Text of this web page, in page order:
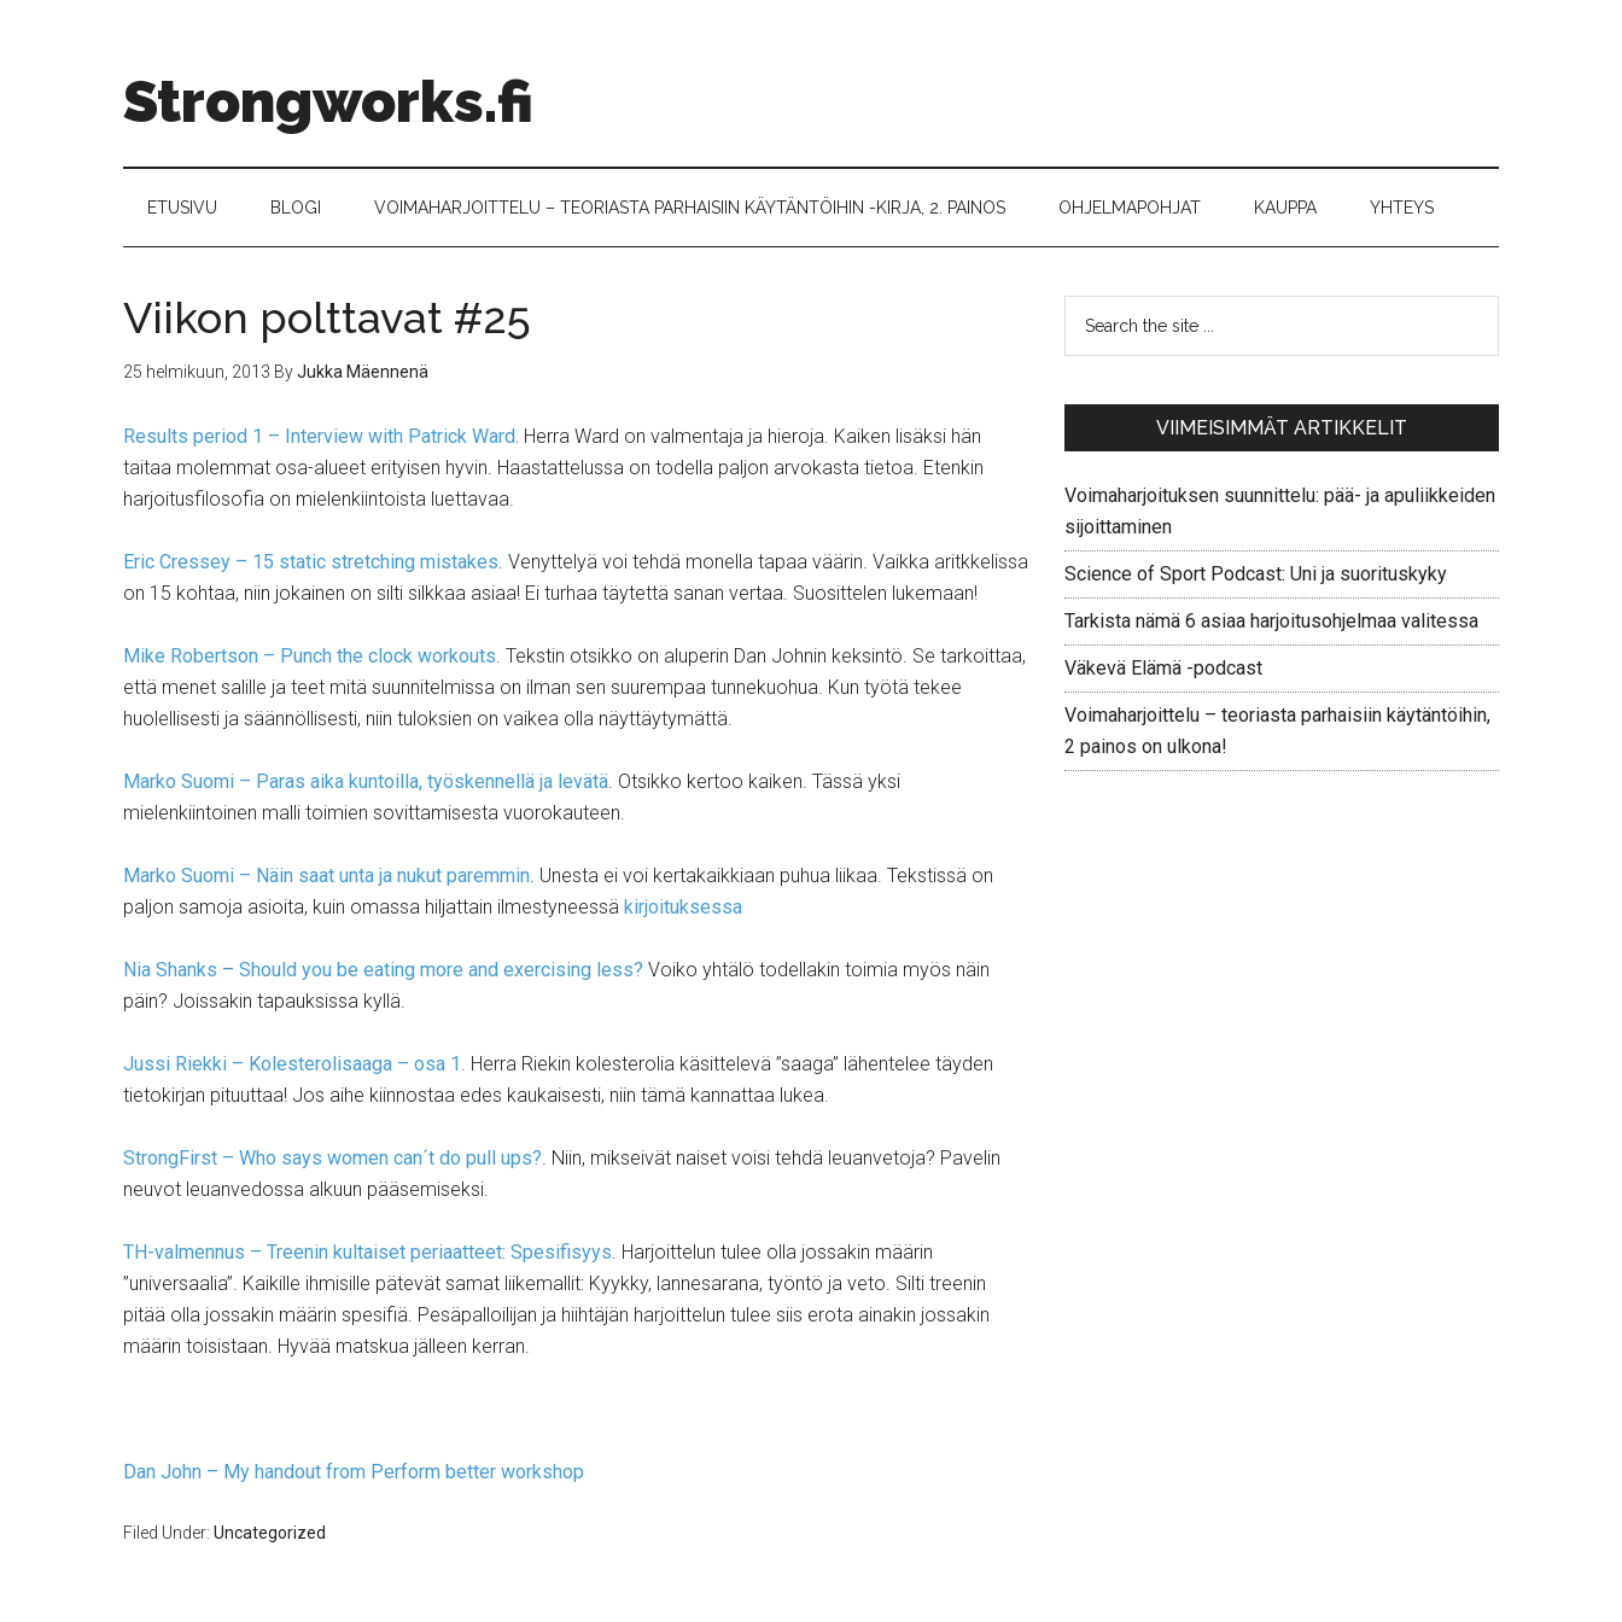
Strongworks.fi
ETUSIVU BLOGI VOIMAHARJOITTELU – TEORIASTA PARHAISIIN KÄYTÄNTÖIHIN -KIRJA, 2. PAINOS OHJELMAPOHJAT KAUPPA YHTEYS
Viikon polttavat #25
25 helmikuun, 2013 ByJukka Mäennenä
Results period 1 – Interview with Patrick Ward. Herra Ward on valmentaja ja hieroja. Kaiken lisäksi hän
taitaa molemmat osa-alueet erityisen hyvin. Haastattelussa on todella paljon arvokasta tietoa. Etenkin
harjoitusfilosofia on mielenkiintoista luettavaa.
Eric Cressey – 15 static stretching mistakes. Venyttelyä voi tehdä monella tapaa väärin. Vaikka aritkkelissa
on 15 kohtaa, niin jokainen on silti silkkaa asiaa! Ei turhaa täytettä sanan vertaa. Suosittelen lukemaan!
Mike Robertson – Punch the clock workouts. Tekstin otsikko on aluperin Dan Johnin keksintö. Se tarkoittaa,
että menet salille ja teet mitä suunnitelmissa on ilman sen suurempaa tunnekuohua. Kun työtä tekee
huolellisesti ja säännöllisesti, niin tuloksien on vaikea olla näyttäytymättä.
Marko Suomi – Paras aika kuntoilla, työskennellä ja levätä. Otsikko kertoo kaiken. Tässä yksi
mielenkiintoinen malli toimien sovittamisesta vuorokauteen.
Marko Suomi – Näin saat unta ja nukut paremmin. Unesta ei voi kertakaikkiaan puhua liikaa. Tekstissä on
paljon samoja asioita, kuin omassa hiljattain ilmestyneessä kirjoituksessa
Nia Shanks – Should you be eating more and exercising less? Voiko yhtälö todellakin toimia myös näin
päin? Joissakin tapauksissa kyllä.
Jussi Riekki – Kolesterolisaaga – osa 1. Herra Riekin kolesterolia käsittelevä ”saaga” lähentelee täyden
tietokirjan pituuttaa! Jos aihe kiinnostaa edes kaukaisesti, niin tämä kannattaa lukea.
StrongFirst – Who says women can´t do pull ups?. Niin, mikseivät naiset voisi tehdä leuanvetoja? Pavelin
neuvot leuanvedossa alkuun pääsemiseksi.
TH-valmennus – Treenin kultaiset periaatteet: Spesifisyys. Harjoittelun tulee olla jossakin määrin
”universaalia”. Kaikille ihmisille pätevät samat liikemallit: Kyykky, lannesarana, työntö ja veto. Silti treenin
pitää olla jossakin määrin spesifiä. Pesäpalloilijan ja hiihtäjän harjoittelun tulee siis erota ainakin jossakin
määrin toisistaan. Hyvää matskua jälleen kerran.
Dan John – My handout from Perform better workshop
Filed Under: Uncategorized
VIIMEISIMMÄT ARTIKKELIT
Voimaharjoituksen suunnittelu: pää- ja apuliikkeiden
sijoittaminen
Science of Sport Podcast: Uni ja suorituskyky
Tarkista nämä 6 asiaa harjoitusohjelmaa valitessa
Väkevä Elämä -podcast
Voimaharjoittelu – teoriasta parhaisiin käytäntöihin,
2 painos on ulkona!